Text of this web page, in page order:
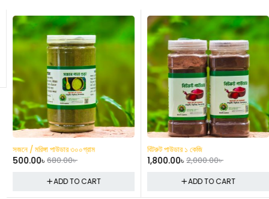
সজনে / মরিঙ্গা পাউডার ৩০০গ্রাম
680.00৳
500.00৳
ADD TO CART
-10%
বিটরুট পাউডার ১ কেজি
2,000.00৳
1,800.00৳
ADD TO CART